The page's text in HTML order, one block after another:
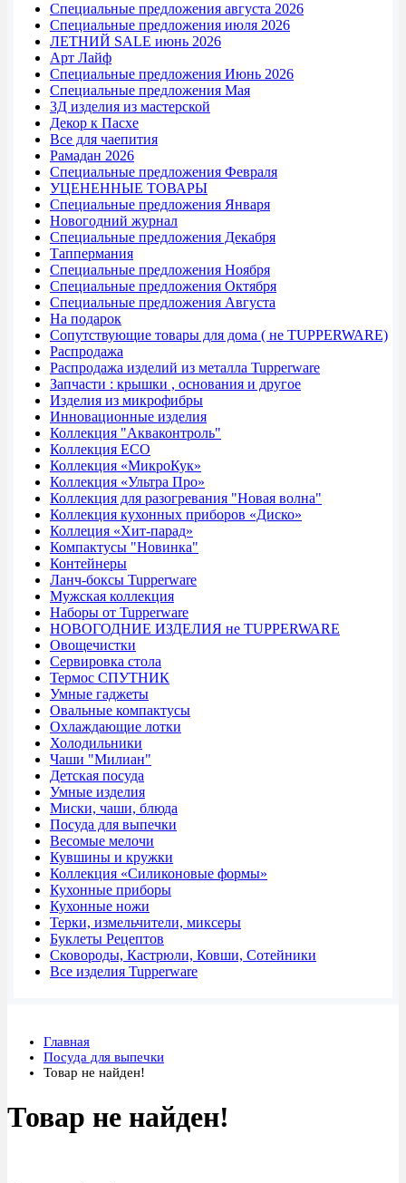
Специальные предложения августа 2026
Специальные предложения июля 2026
ЛЕТНИЙ SALE июнь 2026
Арт Лайф
Специальные предложения Июнь 2026
Специальные предложения Мая
3Д изделия из мастерской
Декор к Пасхе
Все для чаепития
Рамадан 2026
Специальные предложения Февраля
УЦЕНЕННЫЕ ТОВАРЫ
Специальные предложения Января
Новогодний журнал
Специальные предложения Декабря
Таппермания
Специальные предложения Ноября
Специальные предложения Октября
Специальные предложения Августа
На подарок
Сопутствующие товары для дома ( не TUPPERWARE)
Распродажа
Распродажа изделий из металла Tupperware
Запчасти : крышки , основания и другое
Изделия из микрофибры
Инновационные изделия
Коллекция "Акваконтроль"
Коллекция ECO
Коллекция «МикроКук»
Коллекция «Ультра Про»
Коллекция для разогревания "Новая волна"
Коллекция кухонных приборов «Диско»
Коллеция «Хит-парад»
Компактусы "Новинка"
Контейнеры
Ланч-боксы Tupperware
Мужская коллекция
Наборы от Tupperware
НОВОГОДНИЕ ИЗДЕЛИЯ не TUPPERWARE
Овощечистки
Сервировка стола
Термос СПУТНИК
Умные гаджеты
Овальные компактусы
Охлаждающие лотки
Холодильники
Чаши "Милиан"
Детская посуда
Умные изделия
Миски, чаши, блюда
Посуда для выпечки
Весомые мелочи
Кувшины и кружки
Коллекция «Силиконовые формы»
Кухонные приборы
Кухонные ножи
Терки, измельчители, миксеры
Буклеты Рецептов
Сковороды, Кастрюли, Ковши, Сотейники
Все изделия Tupperware
Главная
Посуда для выпечки
Товар не найден!
Товар не найден!